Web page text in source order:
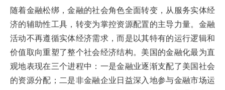
随着金融松绑，金融的社会角色全面转变，从服务实体经
济的辅助性工具，转变为掌控资源配置的主导力量。金融
活动不再遵循实体经济需求，而是以其特有的运行逻辑和
价值取向重塑了整个社会经济结构。美国的金融化最为直
观地表现在三个进程中：一是金融业逐渐支配了美国社会
的资源分配；二是非金融企业日益深入地参与金融市场运